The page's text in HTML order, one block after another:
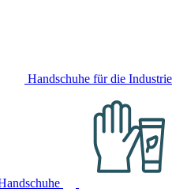
Handschuhe für die Industrie